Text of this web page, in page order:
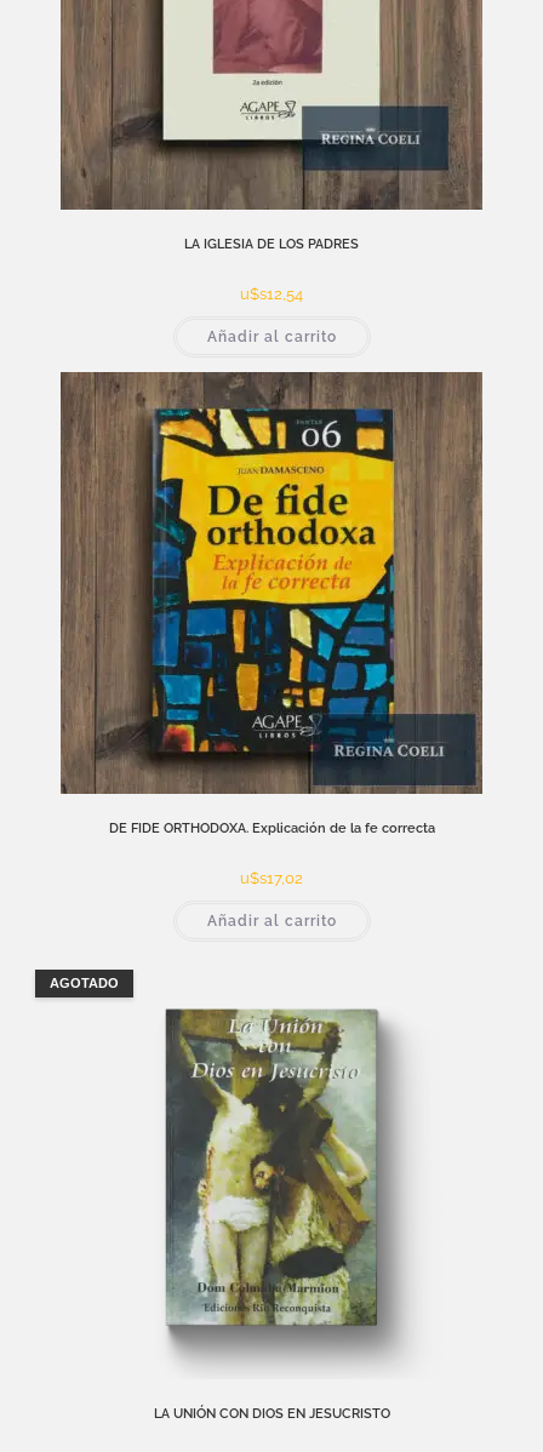
LA IGLESIA DE LOS PADRES
u$s12,54
Añadir al carrito
DE FIDE ORTHODOXA. Explicación de la fe correcta
u$s17,02
Añadir al carrito
AGOTADO
LA UNIÓN CON DIOS EN JESUCRISTO